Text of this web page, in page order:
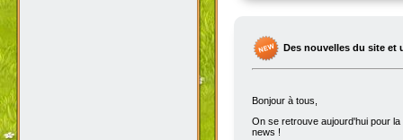
Des nouvelles du site
Bonjour à tous,
On se retrouve aujourd'hui pour
news !